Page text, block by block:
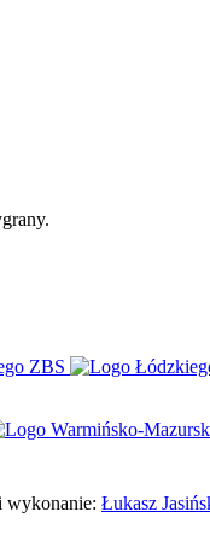
wykonanie: Łukasz